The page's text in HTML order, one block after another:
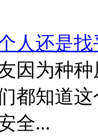
人还是
因为种
都知道
全...